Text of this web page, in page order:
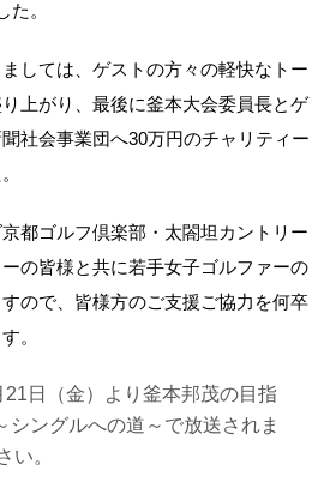
た。
しては、ゲストの方々の軽快なトー
上がり、最後に釜本大会委員長とゲ
社会事業団へ30万円のチャリティー
都ゴルフ倶楽部・太閤坦カントリー
の皆様と共に若手女子ゴルファーの
ので、皆様方のご支援ご協力を何卒
。
21日（金）より釜本邦茂の目指
シングルへの道～で放送されま
い。